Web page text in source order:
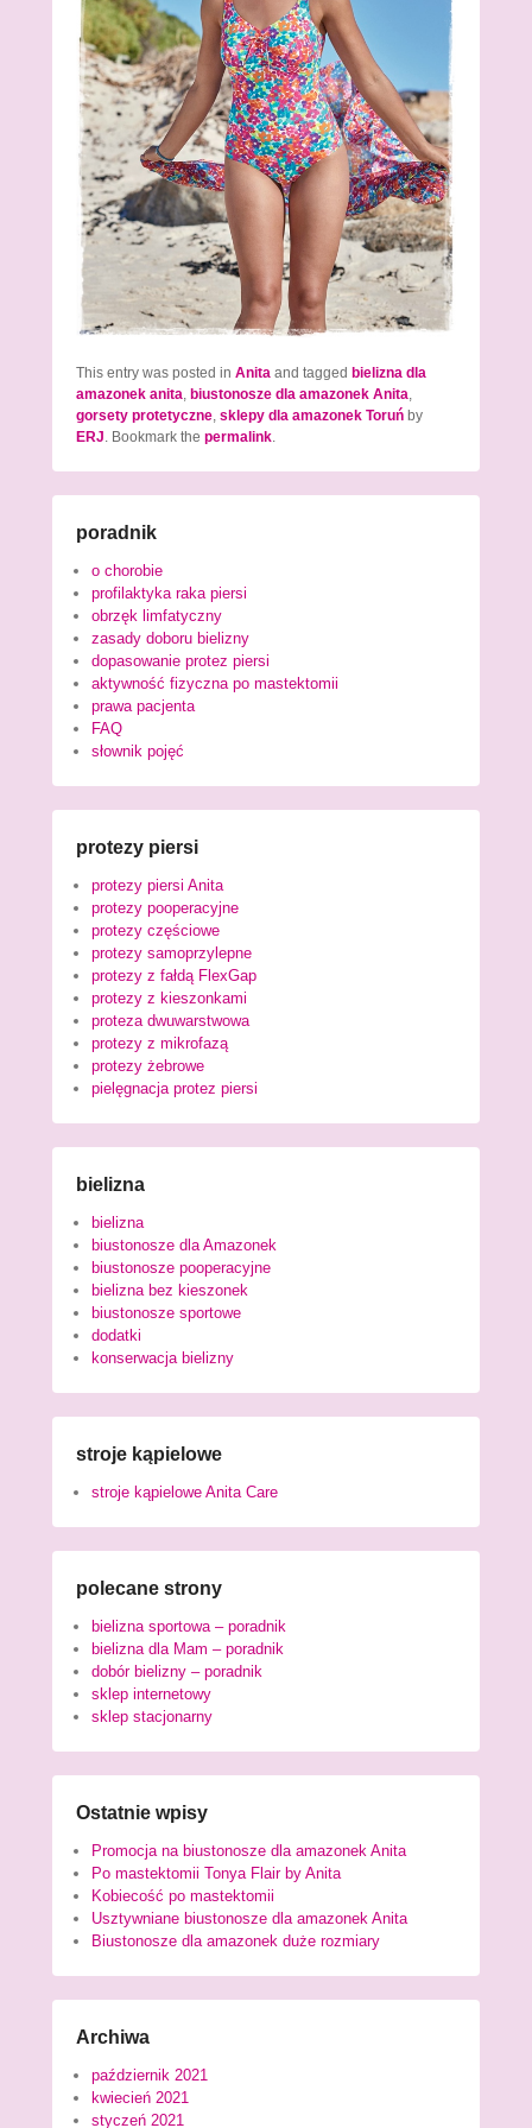
This entry was posted in Anita and tagged bielizna dla
amazonek anita, biustonosze dla amazonek Anita,
gorsety protetyczne, sklepy dla amazonek Toruń by
ERJ. Bookmark the permalink.
poradnik
o chorobie
profilaktyka raka piersi
obrzęk limfatyczny
zasady doboru bielizny
dopasowanie protez piersi
aktywność fizyczna po mastektomii
prawa pacjenta
FAQ
słownik pojęć
protezy piersi
protezy piersi Anita
protezy pooperacyjne
protezy częściowe
protezy samoprzylepne
protezy z fałdą FlexGap
protezy z kieszonkami
proteza dwuwarstwowa
protezy z mikrofazą
protezy żebrowe
pielęgnacja protez piersi
bielizna
bielizna
biustonosze dla Amazonek
biustonosze pooperacyjne
bielizna bez kieszonek
biustonosze sportowe
dodatki
konserwacja bielizny
stroje kąpielowe
stroje kąpielowe Anita Care
polecane strony
bielizna sportowa – poradnik
bielizna dla Mam – poradnik
dobór bielizny – poradnik
sklep internetowy
sklep stacjonarny
Ostatnie wpisy
Promocja na biustonosze dla amazonek Anita
Po mastektomii Tonya Flair by Anita
Kobiecość po mastektomii
Usztywniane biustonosze dla amazonek Anita
Biustonosze dla amazonek duże rozmiary
Archiwa
październik 2021
kwiecień 2021
styczeń 2021